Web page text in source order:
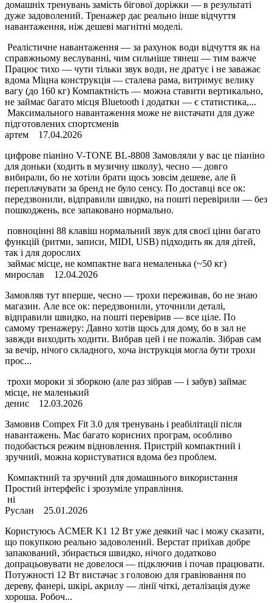
домашніх тренувань замість бігової доріжки — в результаті
дуже задоволений. Тренажер дає реально інше відчуття
навантаження, ніж дешеві магнітні моделі.
Реалістичне навантаження — за рахунок води відчуття як на
справжньому веслуванні, чим сильніше тянеш — тим важче
Працює тихо — чути тільки звук води, не дратує і не заважає
вдома Міцна конструкція — сталева рама, витримує велику
вагу (до 160 кг) Компактність — можна ставити вертикально,
не займає багато місця Bluetooth і додатки — є статистика,...
Максимального навантаження може не вистачати для дуже
підготовлених спортсменів
артем
17.04.2026
цифрове піаніно V-TONE BL-8808 Замовляли у вас це піаніно
для доньки (ходить в музичну школу), чесно — довго
вибирали, бо не хотіли брати щось зовсім дешеве, але й
переплачувати за бренд не було сенсу. По доставці все ок:
передзвонили, відправили швидко, на пошті перевірили — без
пошкоджень, все запаковано нормально.
повноцінні 88 клавіш нормальний звук для своєї ціни багато
функцій (ритми, записи, MIDI, USB) підходить як для дітей,
так і для дорослих
займає місце, не компактне вага немаленька (~50 кг)
мирослав
12.04.2026
Замовляв тут вперше, чесно — трохи переживав, бо не знаю
магазин. Але все ок: передзвонили, уточнили деталі,
відправили швидко, на пошті перевірив — все ціле. По
самому тренажеру: Давно хотів щось для дому, бо в зал не
завжди виходить ходити. Вибрав цей і не пожалів. Зібрав сам
за вечір, нічого складного, хоча інструкція могла бути трохи
прос...
трохи мороки зі зборкою (але раз зібрав — і забув) займає
місце, не маленький
денис
12.03.2026
Замовив Compex Fit 3.0 для тренувань і реабілітації після
навантажень. Має багато корисних програм, особливо
подобається режим відновлення. Пристрій компактний і
зручний, можна користуватися вдома без проблем.
Компактний та зручний для домашнього використання
Простий інтерфейс і зрозуміле управління.
ні
Руслан
25.01.2026
Користуюсь ACMER K1 12 Вт уже деякий час і можу сказати,
що покупкою реально задоволений. Верстат приїхав добре
запакований, збирається швидко, нічого додатково
допрацьовувати не довелося — підключив і почав працювати.
Потужності 12 Вт вистачає з головою для гравіювання по
дереву, фанері, шкірі, акрилу — лінії чіткі, деталізація дуже
хороша. Робоч...